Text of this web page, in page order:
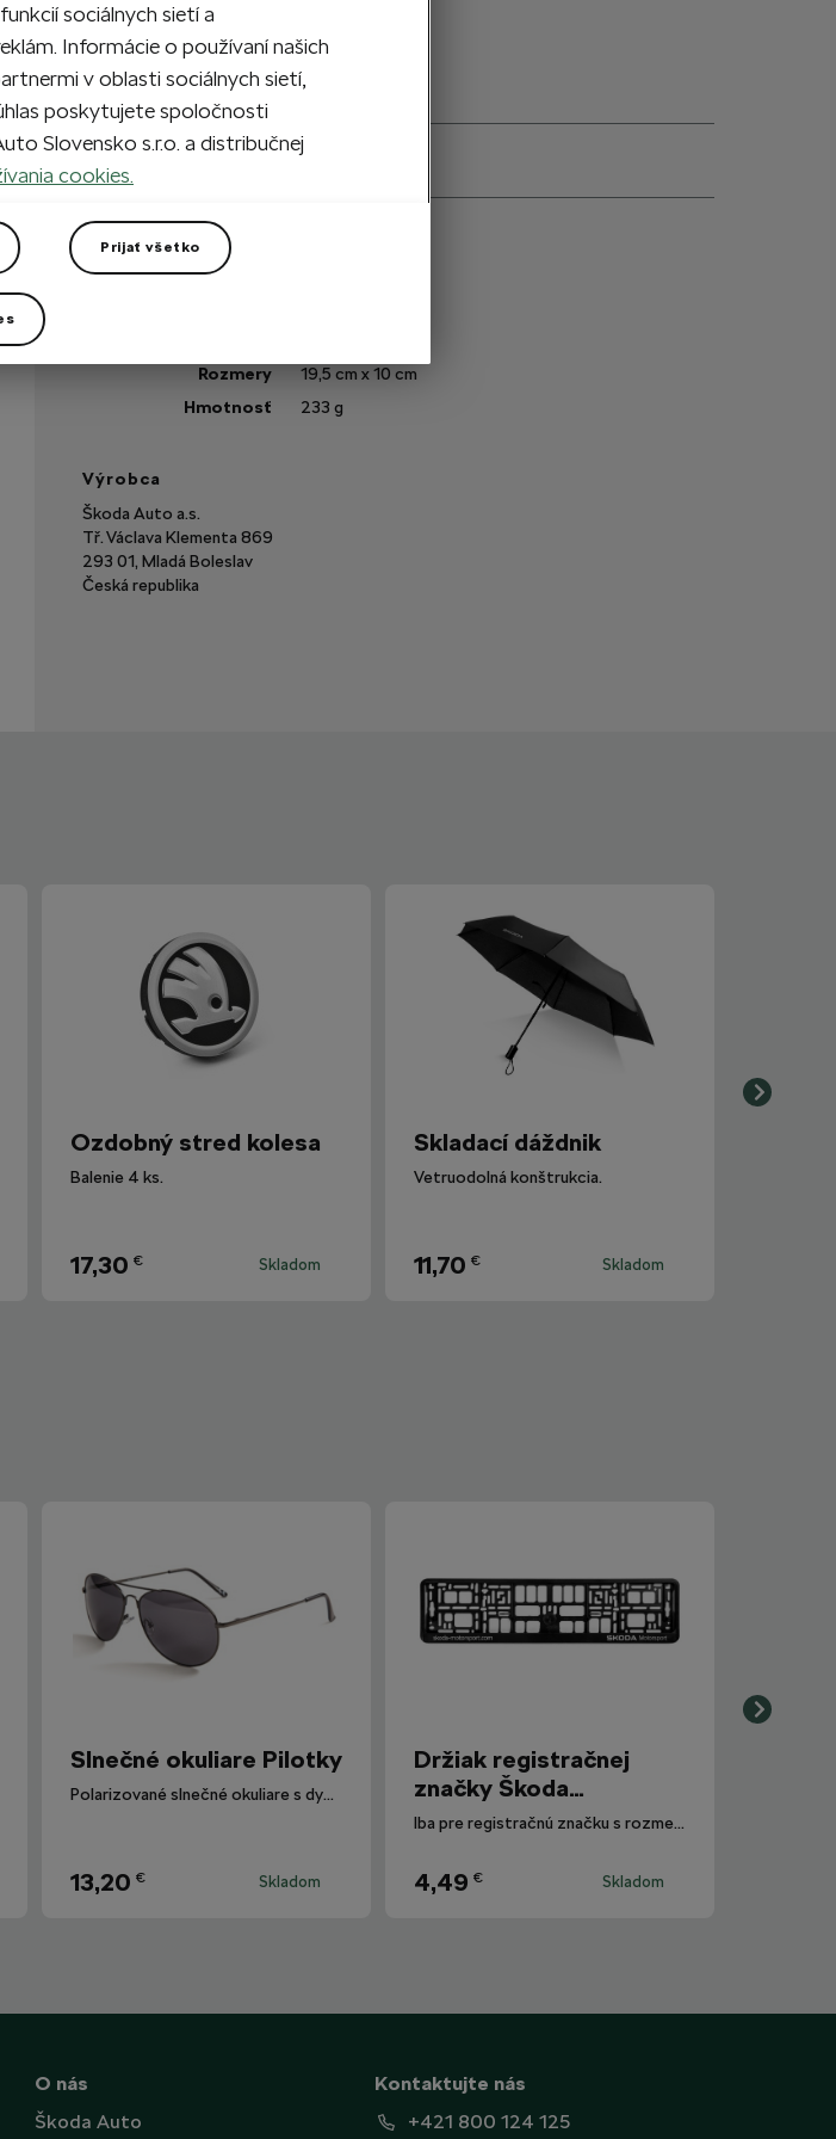
Vypredané
Technické špecifikácie
Rozmery
19,5 cm x 10 cm
Hmotnosť
233 g
Výrobca
Škoda Auto a.s.
Tř. Václava Klementa 869
293 01, Mladá Boleslav
Česká republika
Ozdobný stred kolesa
Balenie 4 ks.
17,30 € Skladom
Skladací dáždnik
Vetruodolná konštrukcia.
11,70 € Skladom
Slnečné okuliare Pilotky
Polarizované slnečné okuliare s dymovými sklami.
13,20 € Skladom
Držiak registračnej
značky Škoda
Motorsport
Iba pre registračnú značku s rozmermi 520 mm x 110 mm.
4,49 € Skladom
O nás
Škoda Auto
Kontaktujte nás
+421 800 124 125
sociálnych sietí a
Informácie o používaní našich
v oblasti sociálnych sietí,
poskytujete spoločnosti
Slovensko s.r.o. a distribučnej
cookies.
Prijať všetko